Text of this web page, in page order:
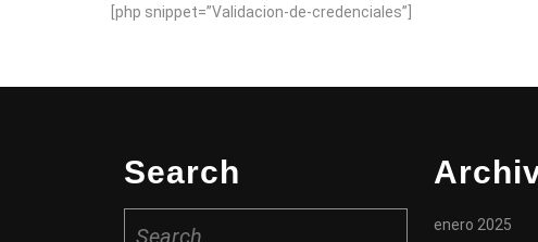
[php snippet=”Validacion-de-credenciales”]
Search
enero 2025